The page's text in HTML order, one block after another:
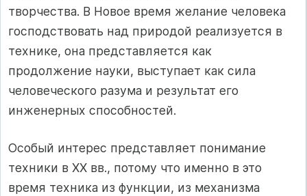
творчества. В Новое время желание человека
господствовать над природой реализуется в
технике, она представляется как
продолжение науки, выступает как сила
человеческого разума и результат его
инженерных способностей.
Особый интерес представляет понимание
техники в ХХ вв., потому что именно в это
время техника из функции, из механизма